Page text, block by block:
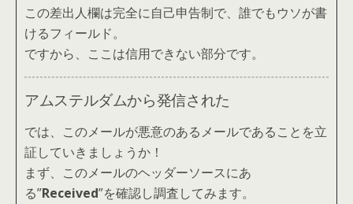
この差出人欄は完全に自己申告制で、誰でもウソが書
けるフィールド。
ですから、ここは信用できない部分です。
アムステルダムから発信された
では、このメールが悪意のあるメールであることを立
証していきましょうか！
まず、このメールのヘッダーソースにあ
る”Received”を確認し調査してみます。